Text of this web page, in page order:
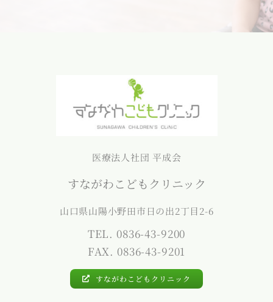
医療法人社団 平成会
すながわこどもクリニック
山口県山陽小野田市日の出2丁目2-6
TEL. 0836-43-9200
FAX. 0836-43-9201
すながわこどもクリニック